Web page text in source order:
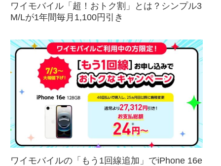
ワイモバイル「超！おトク割」とは？シンプル3
M/Lが1年間毎月1,100円引き
ワイモバイルの「もう1回線追加」でiPhone 16e